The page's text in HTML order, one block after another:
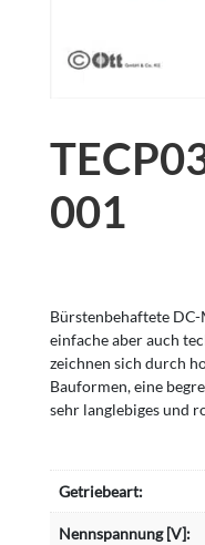
001
Bürstenbehaftete
einfache aber auch
zeichnen sich durch
Bauformen, eine
sehr langlebiges und
Getriebeart:
Nennspannung [V]: